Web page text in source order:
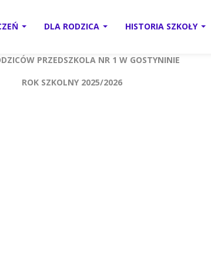
DLA RODZICA HISTORIA SZKOŁY
PRZEDSZKOLA NR 1 W GOSTYNINIE
ROK SZKOLNY 2025/2026